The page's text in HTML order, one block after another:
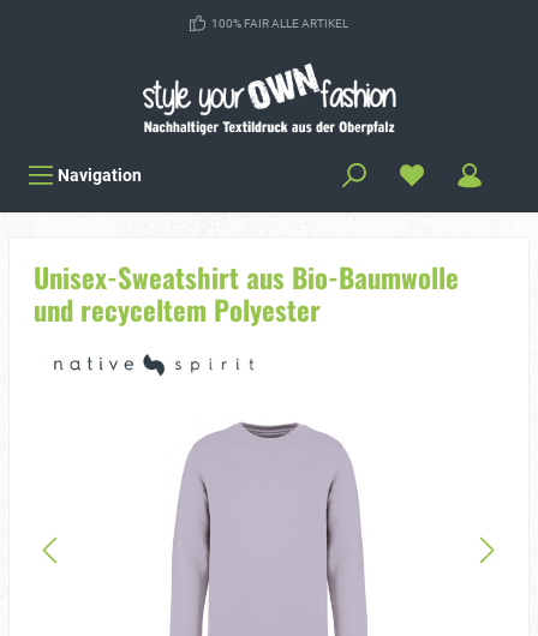
100% FAIR ALLE ARTIKEL
Navigation
Unisex-Sweatshirt aus Bio-Baumwolle
und recyceltem Polyester